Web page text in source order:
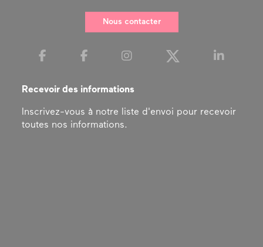
Nous contacter
Recevoir des informations
Inscrivez-vous à notre liste d'envoi pour recevoir
toutes nos informations.